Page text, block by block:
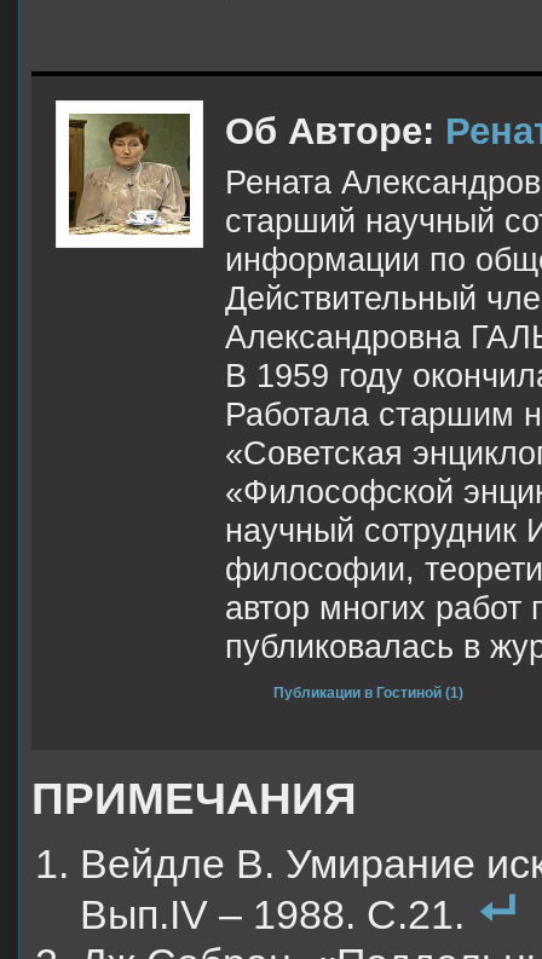
Об Авторе:
Рената
старший научный
информации по
Действительный
Александровна
В 1959 году
Работала старшим
«Советская
«Философской
научный
философии,
автор многих
публиковалась в
Публикации в Гостиной (1)
ПРИМЕЧАНИЯ
Вейдле В. Умирание
Вып.IV – 1988. С.21.